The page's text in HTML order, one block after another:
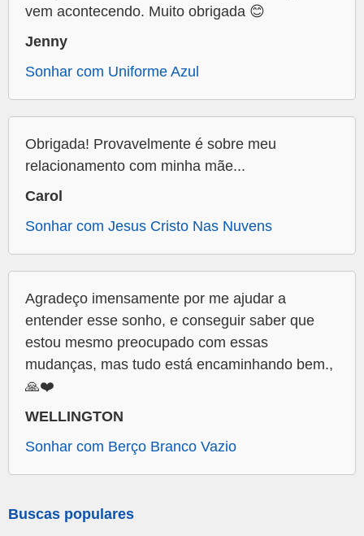
vem acontecendo. Muito obrigada 😊
Jenny
Sonhar com Uniforme Azul
Obrigada! Provavelmente é sobre meu
relacionamento com minha mãe...
Carol
Sonhar com Jesus Cristo Nas Nuvens
Agradeço imensamente por me ajudar a
entender esse sonho, e conseguir saber que
estou mesmo preocupado com essas
mudanças, mas tudo está encaminhando bem.,
🙏❤️
WELLINGTON
Sonhar com Berço Branco Vazio
Buscas populares